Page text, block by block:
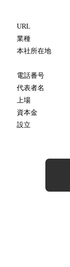
URL
業種
本社所在地
電話番号
代表者名
上場
資本金
設立